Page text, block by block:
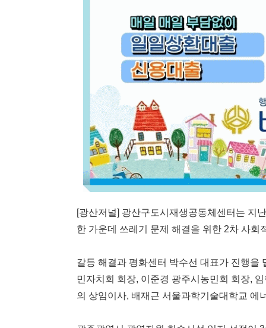
[광산저널] 광산구도시재생공동체센터는 지
한 가운데 쓰레기 문제 해결을 위한 2차 사회
갈등 해결과 평화센터 박수선 대표가 진행을
민자치회 회장, 이준경 광주시농민회 회장,
의 상임이사, 배재근 서울과학기술대학교 에